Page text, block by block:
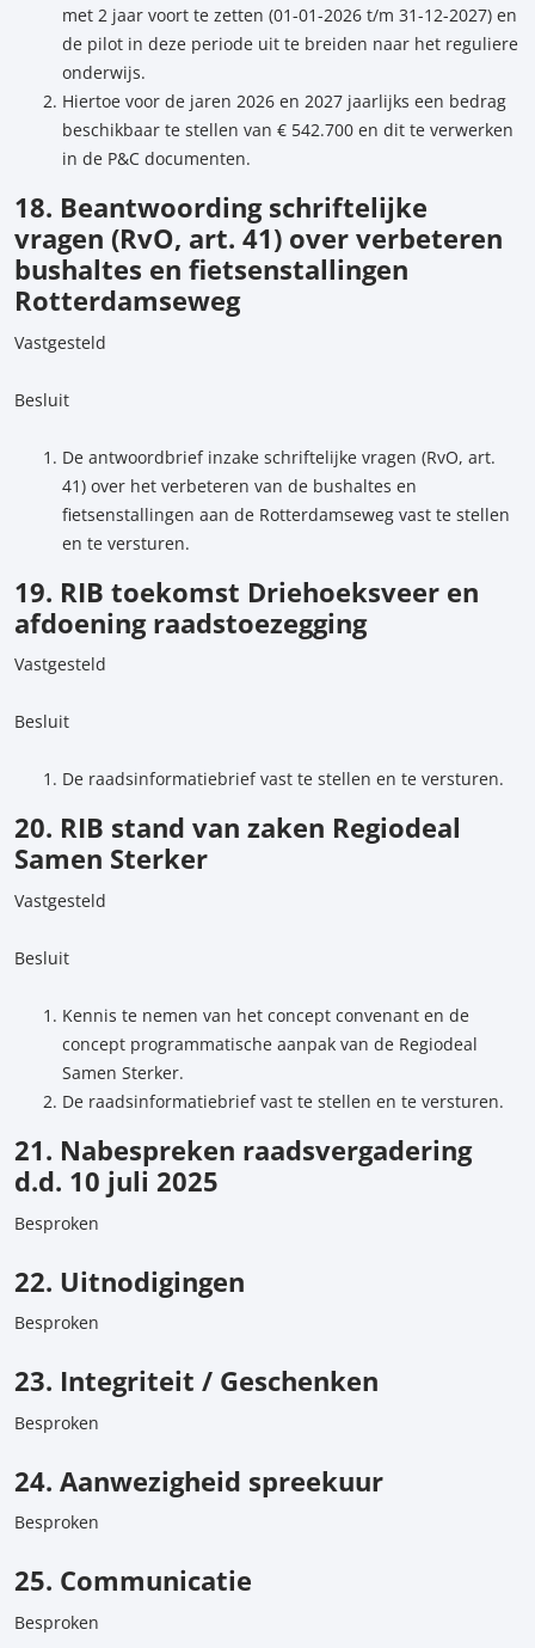
met 2 jaar voort te zetten (01-01-2026 t/m 31-12-2027) en
de pilot in deze periode uit te breiden naar het reguliere
onderwijs.
Hiertoe voor de jaren 2026 en 2027 jaarlijks een bedrag
beschikbaar te stellen van € 542.700 en dit te verwerken
in de P&C documenten.
18. Beantwoording schriftelijke
vragen (RvO, art. 41) over verbeteren
bushaltes en fietsenstallingen
Rotterdamseweg
Vastgesteld
Besluit
De antwoordbrief inzake schriftelijke vragen (RvO, art.
41) over het verbeteren van de bushaltes en
fietsenstallingen aan de Rotterdamseweg vast te stellen
en te versturen.
19. RIB toekomst Driehoeksveer en
afdoening raadstoezegging
Vastgesteld
Besluit
De raadsinformatiebrief vast te stellen en te versturen.
20. RIB stand van zaken Regiodeal
Samen Sterker
Vastgesteld
Besluit
Kennis te nemen van het concept convenant en de
concept programmatische aanpak van de Regiodeal
Samen Sterker.
De raadsinformatiebrief vast te stellen en te versturen.
21. Nabespreken raadsvergadering
d.d. 10 juli 2025
Besproken
22. Uitnodigingen
Besproken
23. Integriteit / Geschenken
Besproken
24. Aanwezigheid spreekuur
Besproken
25. Communicatie
Besproken